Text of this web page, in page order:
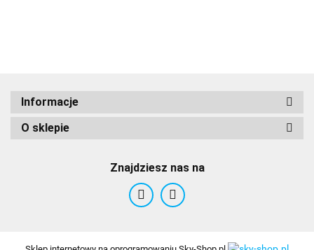
Informacje
O sklepie
Znajdziesz nas na